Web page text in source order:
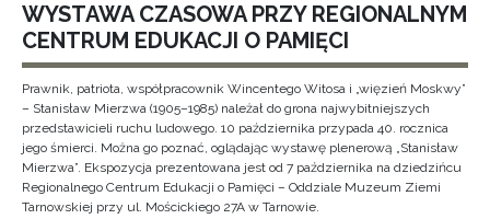
WYSTAWA CZASOWA PRZY REGIONALNYM
CENTRUM EDUKACJI O PAMIĘCI
Prawnik, patriota, współpracownik Wincentego Witosa i „więzień Moskwy”
– Stanisław Mierzwa (1905–1985) należał do grona najwybitniejszych
przedstawicieli ruchu ludowego. 10 października przypada 40. rocznica
jego śmierci. Można go poznać, oglądając wystawę plenerową „Stanisław
Mierzwa”. Ekspozycja prezentowana jest od 7 października na dziedzińcu
Regionalnego Centrum Edukacji o Pamięci – Oddziale Muzeum Ziemi
Tarnowskiej przy ul. Mościckiego 27A w Tarnowie.